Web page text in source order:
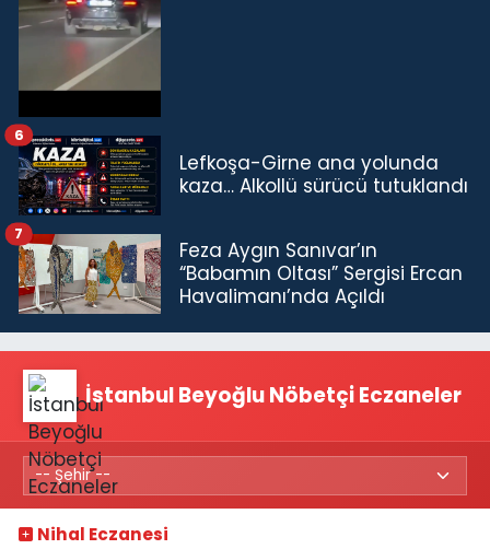
Lefkoşa-Girne ana yolunda
kaza… Alkollü sürücü tutuklandı
6
Feza Aygın Sanıvar’ın
“Babamın Oltası” Sergisi Ercan
Havalimanı’nda Açıldı
7
İstanbul Beyoğlu Nöbetçi Eczaneler
Nihal Eczanesi